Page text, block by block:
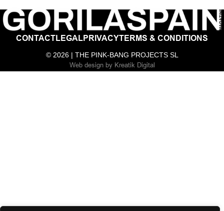
CONTACTLEGALPRIVACYTERMS & CONDITIONS
© 2026 | THE PINK-BANG PROJECTS SL
Web designby Kreatik Digital